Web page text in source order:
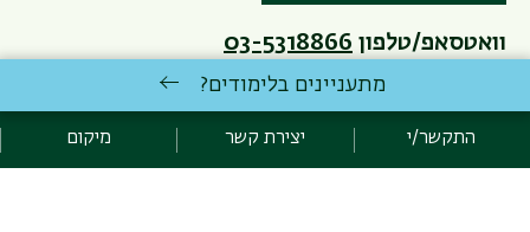
וואטסאפ/טלפון 03-5318866
bsc@cs.biu.ac.il
תאריך עדכון אחרון : 21/06/2026
מתעניינים בלימודים?
התקשר/י יצירת קשר מיקום